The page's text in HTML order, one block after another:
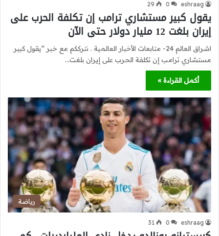
eshraag
0
29
يقول كبير مستشاري ترامب إن تكلفة الحرب على
إيران بلغت 12 مليار دولار حتى الآن
اشراق العالم 24- متابعات الأخبار العالمية . نترككم مع خبر “يقول كبير
مستشاري ترامب إن تكلفة الحرب على إيران بلغت…
أكمل القراءة »
رياضة
eshraag
0
31